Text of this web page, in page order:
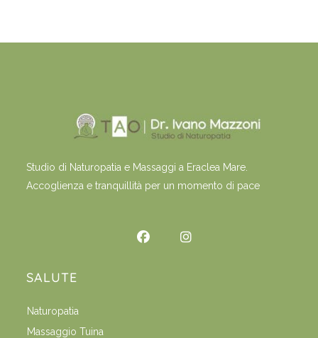
Studio di Naturopatia e Massaggi a Eraclea Mare.
Accoglienza e tranquillità per un momento di pace
SALUTE
Naturopatia
Massaggio Tuina